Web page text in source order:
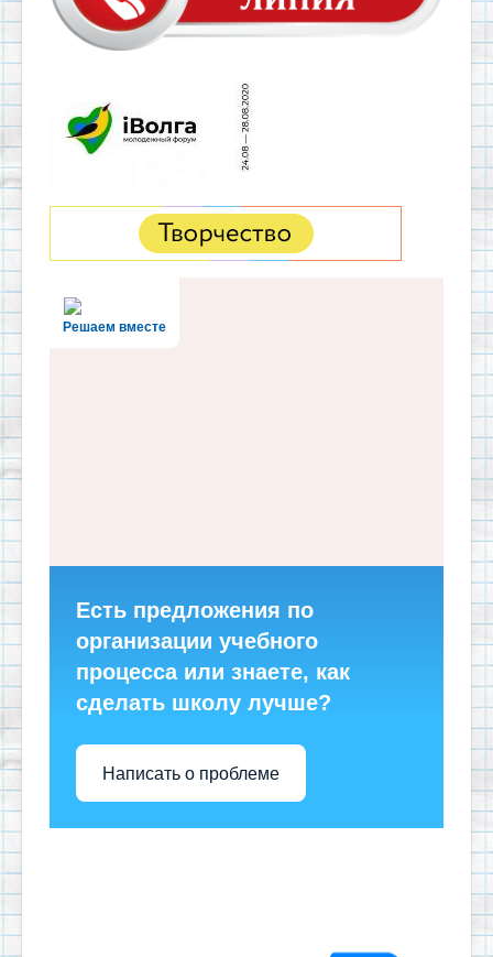
Решаем вместе
Есть предложения по
организации учебного
процесса или знаете, как
сделать школу лучше?
Написать о проблеме